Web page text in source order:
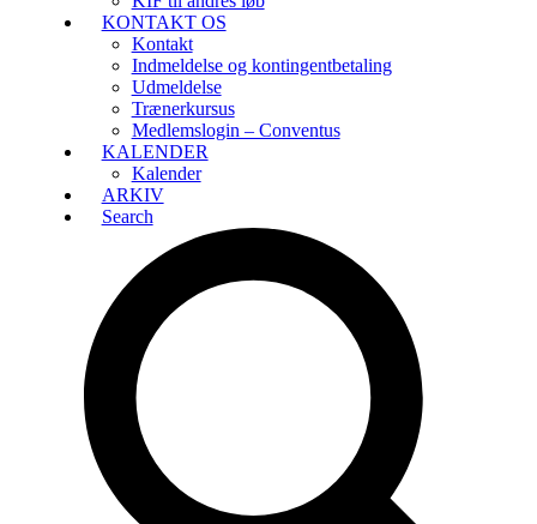
KONTAKT OS
Kontakt
Indmeldelse og kontingentbetaling
Udmeldelse
Trænerkursus
Medlemslogin – Conventus
KALENDER
Kalender
ARKIV
Search